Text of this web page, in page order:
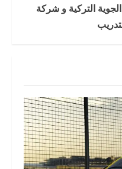
التركية و شركة